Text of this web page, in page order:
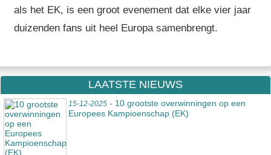
als het EK, is een groot evenement dat elke vier jaar
duizenden fans uit heel Europa samenbrengt.
LAATSTE NIEUWS
15-12-2025 - 10 grootste overwinningen op een
Europees Kampioenschap (EK)